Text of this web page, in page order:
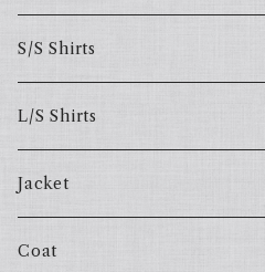
S/S Shirts
L/S Shirts
Jacket
Coat